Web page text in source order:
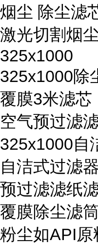
烟尘 除尘滤
激光切割烟
325x1000
325x1000除
覆膜3米滤芯
空气预过滤
325x1000自
自洁式过滤
预过滤滤纸
覆膜除尘滤
粉尘如API原